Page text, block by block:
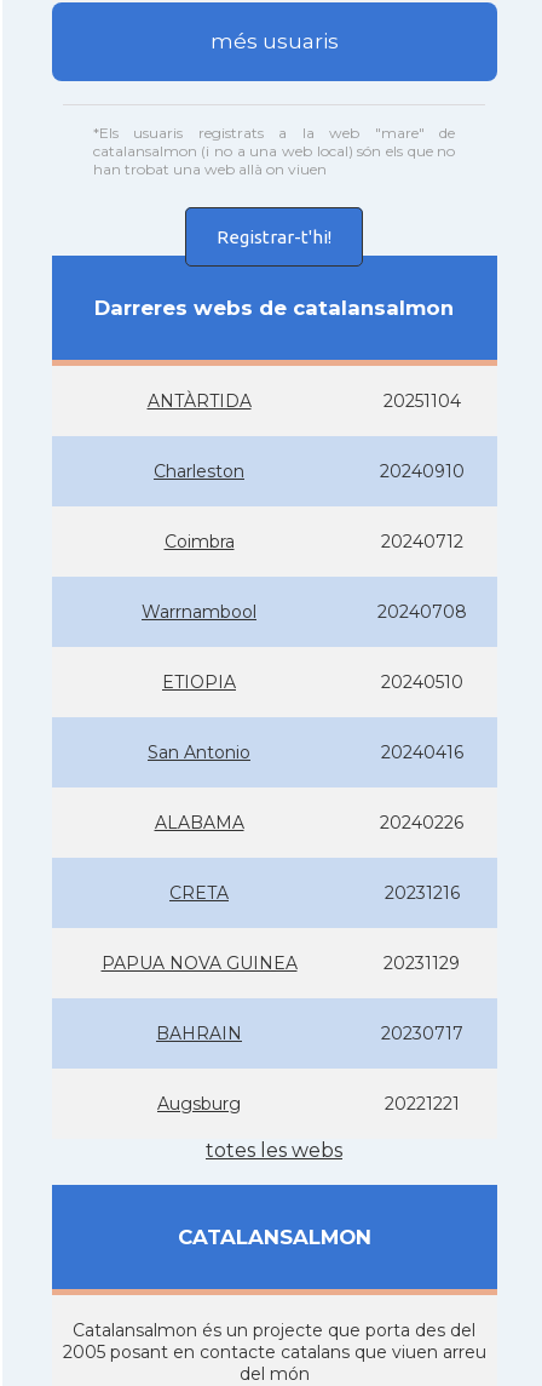
més usuaris
*Els usuaris registrats a la web "mare" de
catalansalmon (i no a una web local) són els que no
han trobat una web allà on viuen
Registrar-t'hi!
Darreres webs de catalansalmon
ANTÀRTIDA 20251104
Charleston 20240910
Coimbra 20240712
Warrnambool 20240708
ETIOPIA 20240510
San Antonio 20240416
ALABAMA 20240226
CRETA 20231216
PAPUA NOVA GUINEA 20231129
BAHRAIN 20230717
Augsburg 20221221
totes les webs
CATALANSALMON
Catalansalmon és un projecte que porta des del
2005 posant en contacte catalans que viuen arreu
del món